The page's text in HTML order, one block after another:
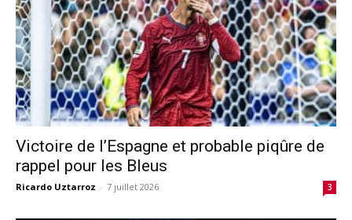
Victoire de l’Espagne et probable piqûre de
rappel pour les Bleus
Ricardo Uztarroz - 7 juillet 2026 3